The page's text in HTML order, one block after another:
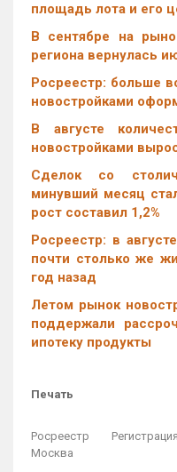
площадь лота и его
В сентябре на
региона вернулась
Росреестр: больше
новостройками
В августе
новостройками
Cделок со
минувший месяц
рост составил 1,2%
Росреестр: в
почти столько же
год назад
Летом рынок
поддержали
ипотеку продукты
Печать
Росреестр Регистрация
Москва